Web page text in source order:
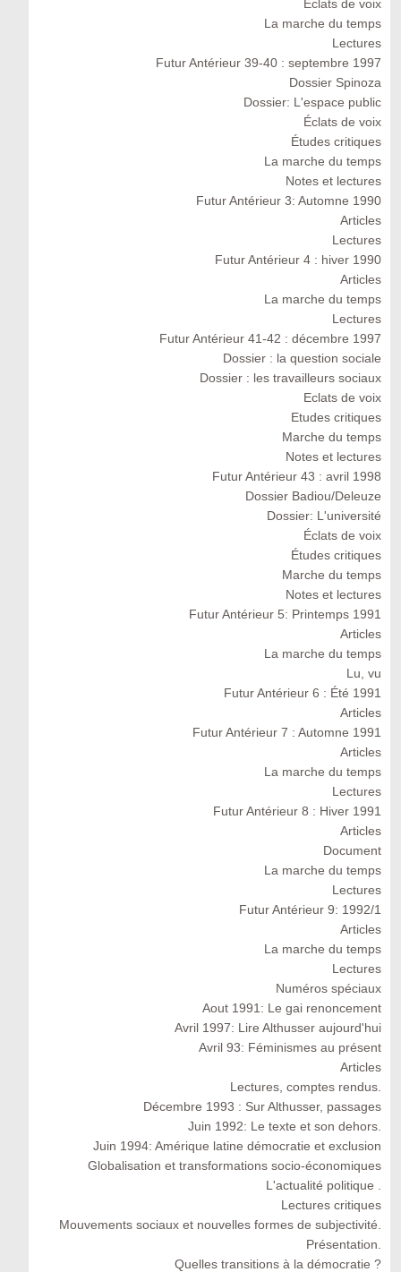
Eclats de voix
La marche du temps
Lectures
Futur Antérieur 39-40 : septembre 1997
Dossier Spinoza
Dossier: L'espace public
Éclats de voix
Études critiques
La marche du temps
Notes et lectures
Futur Antérieur 3: Automne 1990
Articles
Lectures
Futur Antérieur 4 : hiver 1990
Articles
La marche du temps
Lectures
Futur Antérieur 41-42 : décembre 1997
Dossier : la question sociale
Dossier : les travailleurs sociaux
Eclats de voix
Etudes critiques
Marche du temps
Notes et lectures
Futur Antérieur 43 : avril 1998
Dossier Badiou/Deleuze
Dossier: L'université
Éclats de voix
Études critiques
Marche du temps
Notes et lectures
Futur Antérieur 5: Printemps 1991
Articles
La marche du temps
Lu, vu
Futur Antérieur 6 : Été 1991
Articles
Futur Antérieur 7 : Automne 1991
Articles
La marche du temps
Lectures
Futur Antérieur 8 : Hiver 1991
Articles
Document
La marche du temps
Lectures
Futur Antérieur 9: 1992/1
Articles
La marche du temps
Lectures
Numéros spéciaux
Aout 1991: Le gai renoncement
Avril 1997: Lire Althusser aujourd'hui
Avril 93: Féminismes au présent
Articles
Lectures, comptes rendus.
Décembre 1993 : Sur Althusser, passages
Juin 1992: Le texte et son dehors.
Juin 1994: Amérique latine démocratie et exclusion
Globalisation et transformations socio-économiques
L'actualité politique .
Lectures critiques
Mouvements sociaux et nouvelles formes de subjectivité.
Présentation.
Quelles transitions à la démocratie ?